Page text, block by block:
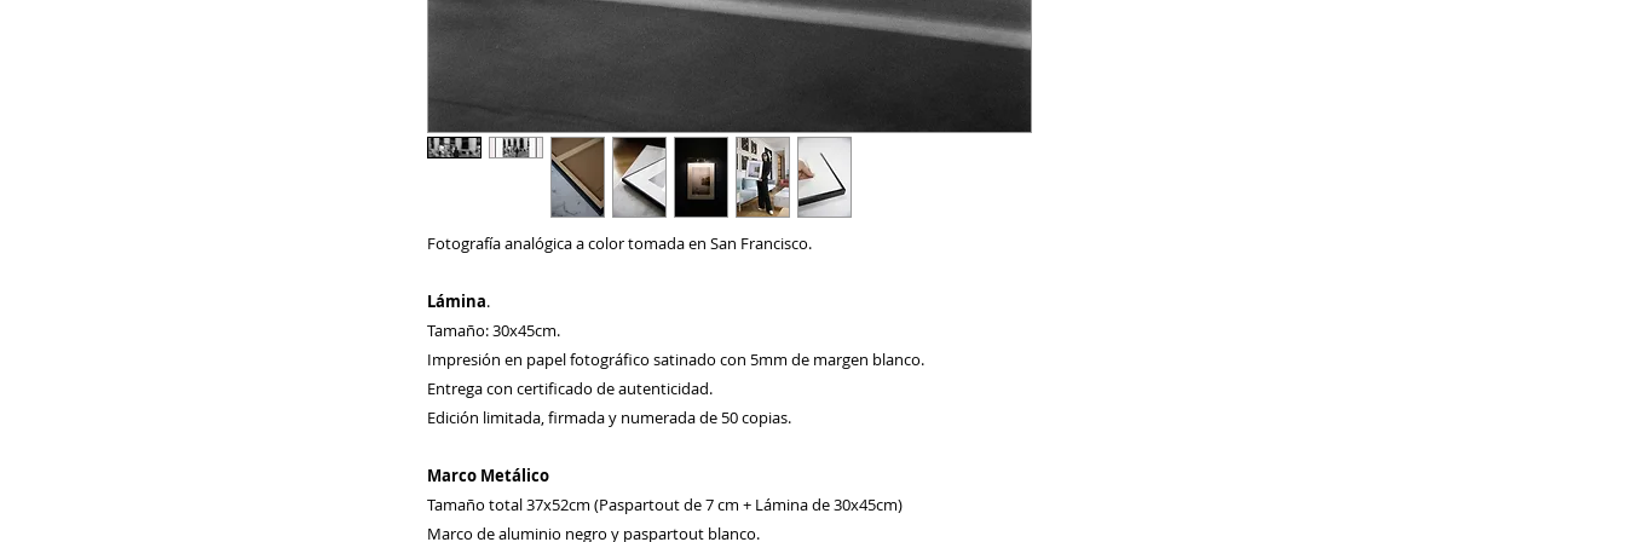
Fotografía analógica a color tomada en San Francisco.
Lámina.
Tamaño: 30x45cm.
Impresión en papel fotográfico satinado con 5mm de margen blanco.
Entrega con certificado de autenticidad.
Edición limitada, firmada y numerada de 50 copias.
Marco Metálico
Tamaño total 37x52cm (Paspartout de 7 cm + Lámina de 30x45cm)
Marco de aluminio negro y paspartout blanco.